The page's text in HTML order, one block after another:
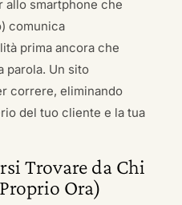
allo smartphone che
comunica
prima ancora che
parola. Un sito
correre, eliminando
del tuo cliente e la tua
Trovare da Chi
Ora)